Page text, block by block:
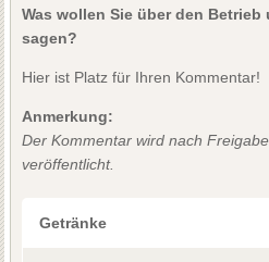
Was wollen Sie über den Betrieb
sagen?
Hier ist Platz für Ihren Kommentar!
Anmerkung:
Der Kommentar wird nach
veröffentlicht.
Getränke